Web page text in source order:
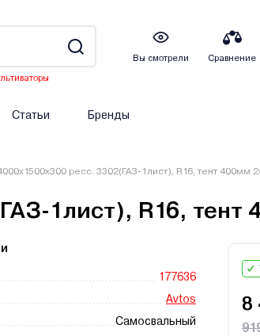
Вы смотрели Сравнение
Статьи Бренды
ресс. 3302(ГАЗ-1лист), R16, тент 400мм
1лист), R16, тент
177636
Avtos
Самосвальный
8